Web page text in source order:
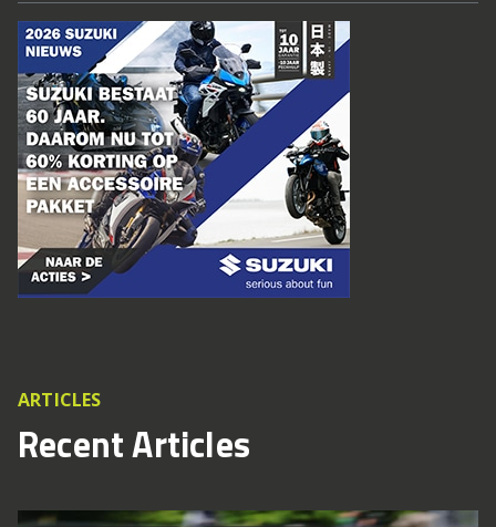
ARTICLES
Recent Articles